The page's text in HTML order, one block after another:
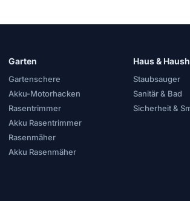
Garten
Gartenschere
Akku-Motorhacken
Rasentrimmer
Akku Rasentrimmer
Rasenmäher
Akku Rasenmäher
Haus &
Staubsauger
Sanitär & Bad
Sicherheit &